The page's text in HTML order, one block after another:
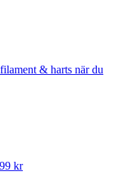
& harts när du
kr